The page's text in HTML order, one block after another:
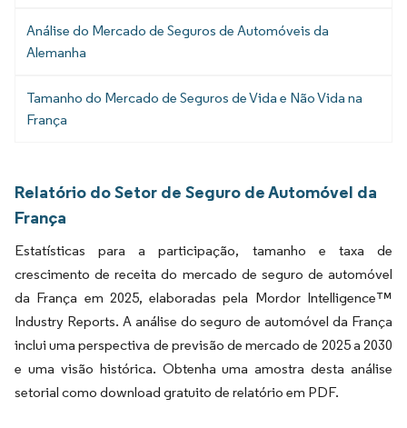
Análise do Mercado de Seguros de Automóveis da
Alemanha
Tamanho do Mercado de Seguros de Vida e Não Vida na
França
Relatório do Setor de Seguro de Automóvel da
França
Estatísticas para a participação, tamanho e taxa de
crescimento de receita do mercado de seguro de automóvel
da França em 2025, elaboradas pela Mordor Intelligence™
Industry Reports. A análise do seguro de automóvel da França
inclui uma perspectiva de previsão de mercado de 2025 a 2030
e uma visão histórica. Obtenha uma amostra desta análise
setorial como download gratuito de relatório em PDF.